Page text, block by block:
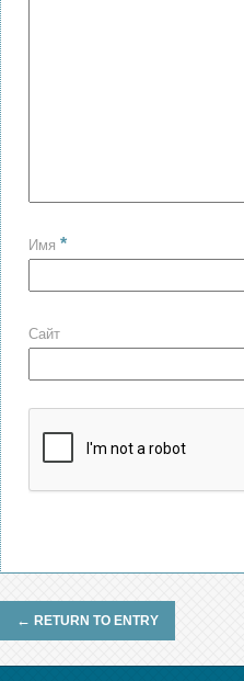
Имя *
Сайт
← RETURN TO ENTRY